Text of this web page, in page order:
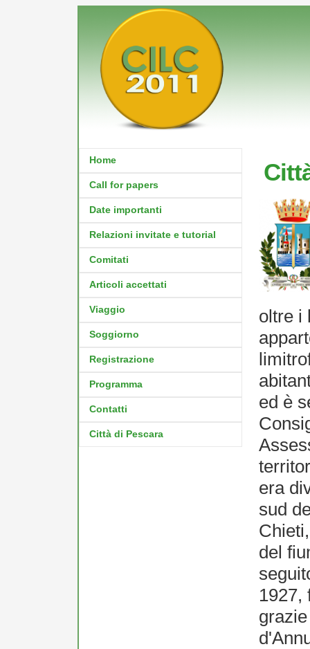
Home
Call for papers
Date importanti
Relazioni invitate e tutorial
Comitati
Articoli accettati
Viaggio
Soggiorno
Registrazione
Programma
Contatti
Città di Pescara
oltre i
ed è
era
sud
del
1927,